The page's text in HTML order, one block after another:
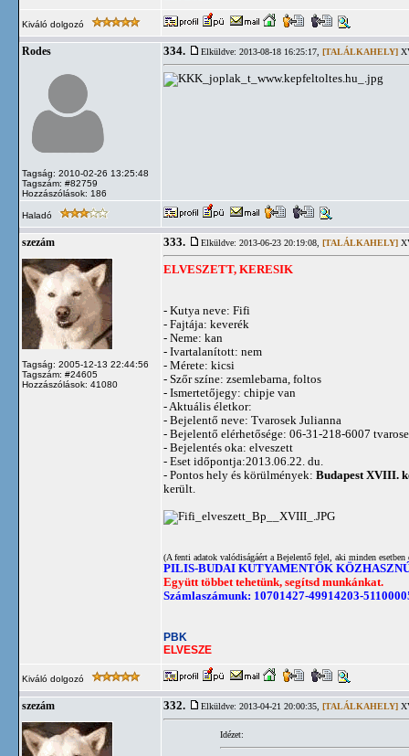
Kiváló dolgozó
Rodes
Tagság: 2010-02-26 13:25:48
Tagszám: #82759
Hozzászólások: 186
334. Elküldve: 2013-08-18 16:25:17, [TALÁLKAHELY]
Haladó
szezám
Tagság: 2005-12-13 22:44:56
Tagszám: #24605
Hozzászólások: 41080
333. Elküldve: 2013-06-23 20:19:08, [TALÁLKAHELY]
ELVESZETT, KERESIK
- Kutya neve: Fifi
- Fajtája: keverék
- Neme: kan
- Ivartalanított: nem
- Mérete: kicsi
- Szőr színe: zsemlebarna, foltos
- Ismertetőjegy: chipje van
- Aktuális életkor:
- Bejelentő neve: Tvarosek Julianna
- Bejelentő elérhetősége: 06-31-218-6007
- Bejelentés oka: elveszett
- Eset időpontja:2013.06.22. du.
- Pontos hely és körülmények: Budapest XVIII.
került.
(A fenti adatok valódiságáért a Bejelentő felel, aki minden
PILIS-BUDAI KUTYAMENTŐK
Együtt többet tehetünk, segítsd munkánkat.
Számlaszámunk: 10701427-49914203-
PBK
ELVESZE
Kiváló dolgozó
szezám 332. Elküldve: 2013-04-21 20:00:35, [TALÁLKAHELY]
Idézet: